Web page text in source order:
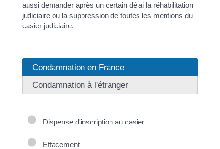
aussi demander après un certain délai la réhabilitation
judiciaire ou la suppression de toutes les mentions du
casier judiciaire.
Condamnation en France
Condamnation à l'étranger
Dispense d'inscription au casier
Effacement